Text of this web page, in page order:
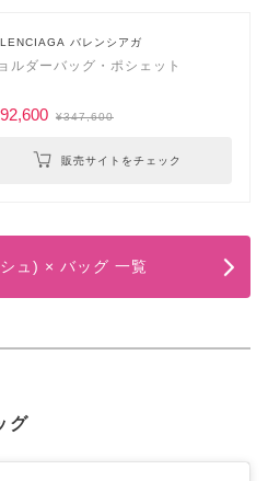
バレンシアガ
ルダーバッグ・ポシェット
¥347,600
販売サイトをチェック
ュ) × バッグ 一覧
グ